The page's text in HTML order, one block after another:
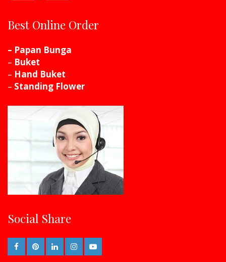
Best Online Order
– Papan Bunga
– Buket
– Hand Buket
– Standing Flower
Social Share